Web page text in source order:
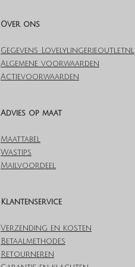
Over ons
Gegevens Lovelylingerieoutlet.nl
Algemene voorwaarden
Actievoorwaarden
Advies op maat
Maattabel
Wastips
Mailvoordeel
Klantenservice
Verzending en kosten
Betaalmethodes
Retourneren